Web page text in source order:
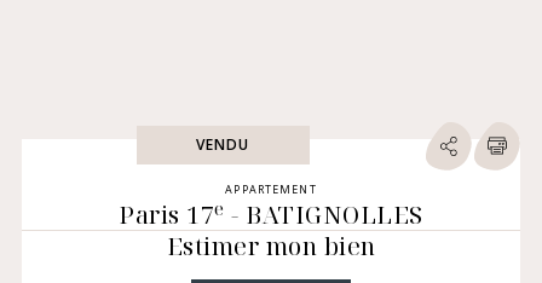
VENDU
APPARTEMENT
Paris 17e - BATIGNOLLES
Estimer mon bien